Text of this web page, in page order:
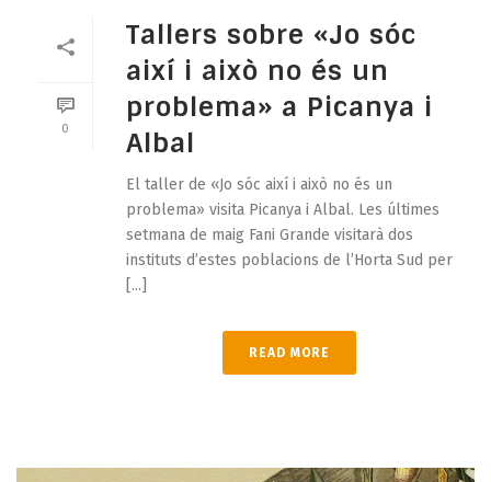
0
Tallers sobre «Jo sóc
així i això no és un
problema» a Picanya i
Albal
El taller de «Jo sóc així i això no és un
problema» visita Picanya i Albal. Les últimes
setmana de maig Fani Grande visitarà dos
instituts d’estes poblacions de l’Horta Sud per
[...]
READ MORE